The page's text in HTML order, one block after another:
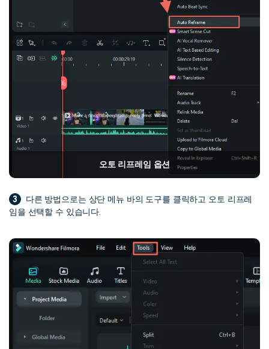
오토 리프레임 옵션
3
다른 방법으로는 상단 메뉴 바의 도구를 클릭하고 오토 리프레
임을 선택할 수 있습니다.